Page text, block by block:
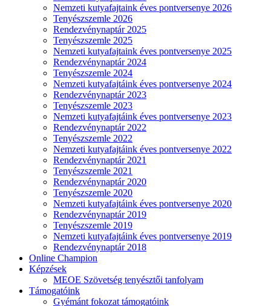
Nemzeti kutyafajtaink éves pontversenye 2026
Tenyészszemle 2026
Rendezvénynaptár 2025
Tenyészszemle 2025
Nemzeti kutyafajtaink éves pontversenye 2025
Rendezvénynaptár 2024
Tenyészszemle 2024
Nemzeti kutyafajtáink éves pontversenye 2024
Rendezvénynaptár 2023
Tenyészszemle 2023
Nemzeti kutyafajtáink éves pontversenye 2023
Rendezvénynaptár 2022
Tenyészszemle 2022
Nemzeti kutyafajtáink éves pontversenye 2022
Rendezvénynaptár 2021
Tenyészszemle 2021
Rendezvénynaptár 2020
Tenyészszemle 2020
Nemzeti kutyafajtáink éves pontversenye 2020
Rendezvénynaptár 2019
Tenyészszemle 2019
Nemzeti kutyafajtáink éves pontversenye 2019
Rendezvénynaptár 2018
Online Champion
Képzések
MEOE Szövetség tenyésztői tanfolyam
Támogatóink
Gyémánt fokozat támogatóink